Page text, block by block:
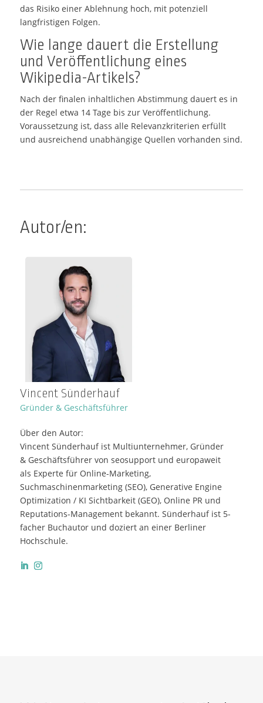
das Risiko einer Ablehnung hoch, mit potenziell
langfristigen Folgen.
Wie lange dauert die Erstellung
und Veröffentlichung eines
Wikipedia-Artikels?
Nach der finalen inhaltlichen Abstimmung dauert es in
der Regel etwa 14 Tage bis zur Veröffentlichung.
Voraussetzung ist, dass alle Relevanzkriterien erfüllt
und ausreichend unabhängige Quellen vorhanden sind.
Autor/en:
Vincent Sünderhauf
Gründer & Geschäftsführer
Über den Autor:
Vincent Sünderhauf ist Multiunternehmer, Gründer
& Geschäftsführer von seosupport und europaweit
als Experte für Online-Marketing,
Suchmaschinenmarketing (SEO), Generative Engine
Optimization / KI Sichtbarkeit (GEO), Online PR und
Reputations-Management bekannt. Sünderhauf ist 5-
facher Buchautor und doziert an einer Berliner
Hochschule.